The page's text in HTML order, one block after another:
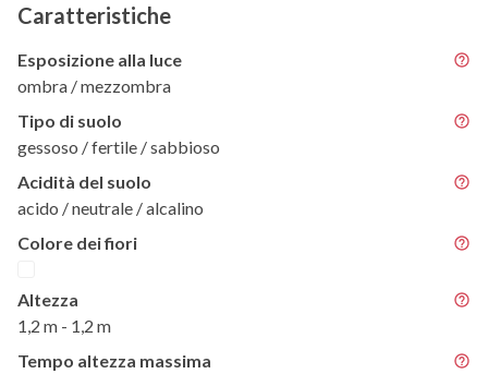
Caratteristiche
Esposizione alla luce
ombra / mezzombra
Tipo di suolo
gessoso / fertile / sabbioso
Acidità del suolo
acido / neutrale / alcalino
Colore dei fiori
Altezza
1,2 m - 1,2 m
Tempo altezza massima